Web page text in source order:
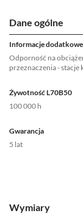
Dane ogólne
Informacje dodatkowe
Odporność na
przeznaczenia - stacje
Żywotność L70B50
100 000 h
Gwarancja
5 lat
Wymiary